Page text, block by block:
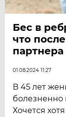
Бес в
что
партнера
01.08.2024 11:27
В 45 лет
болезненно
Хочется